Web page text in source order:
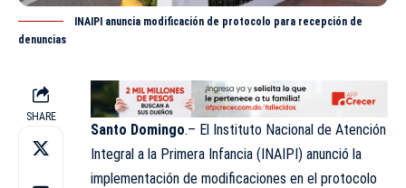
INAIPI anuncia modificación de protocolo para recepción de
denuncias
SHARE
Santo Domingo.– El Instituto Nacional de Atención
Integral a la Primera Infancia (INAIPI) anunció la
implementación de modificaciones en el protocolo